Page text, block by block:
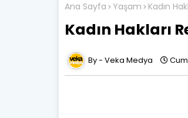
Ana Sayfa Yaşam Kadın
Kadın Hakları
Veka Medya